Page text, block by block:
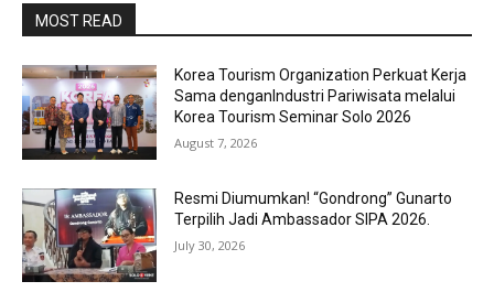
MOST READ
Korea Tourism Organization Perkuat Kerja
Sama denganIndustri Pariwisata melalui
Korea Tourism Seminar Solo 2026
August 7, 2026
Resmi Diumumkan! “Gondrong” Gunarto
Terpilih Jadi Ambassador SIPA 2026.
July 30, 2026